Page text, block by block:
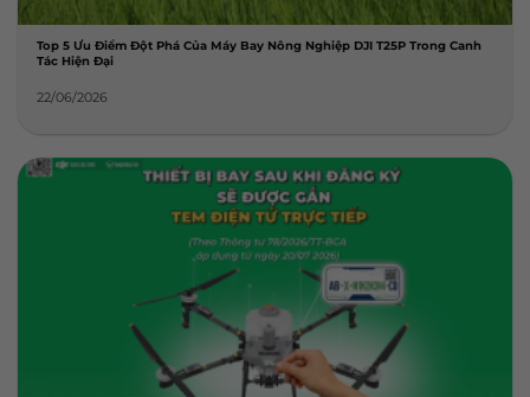
Top 5 Ưu Điểm Đột Phá Của Máy Bay Nông Nghiệp DJI T25P Trong Canh
Tác Hiện Đại
22/06/2026